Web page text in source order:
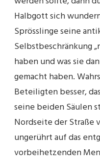
Halbgott sich
Sprösslinge seine
Selbstbeschränkung
haben und was sie
gemacht haben.
Beteiligten besser,
seine beiden Säulen
Nordseite der Straße
ungerührt auf das
vorbeihetzenden